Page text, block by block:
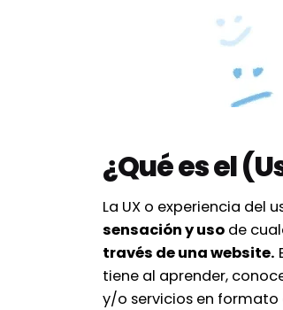
¿Qué es el
La UX o experiencia del
sensación y uso de
través de una website.
tiene al aprender,
y/o servicios en